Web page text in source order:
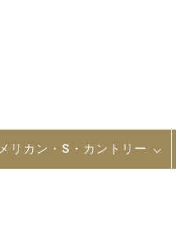
リカン・S・カントリー